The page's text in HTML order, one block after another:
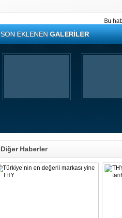
Bu
SON EKLENENGALERİLER
Diğer Haberler